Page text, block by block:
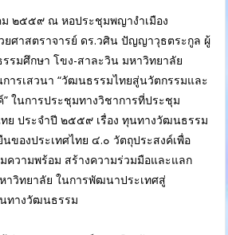
๒๕๕๙ ณ หอประชุมพญางำเมือง
ยศาสตราจารย์ ดร.วศิน ปัญญาวุธตระกูล ผู้
รมศึกษา โขง-สาละวิน มหาวิทยาลัย
การเสวนา “วัฒนธรรมไทยสู่นวัตกรรมและ
” ในการประชุมทางวิชาการที่ประชุม
ทย ประจำปี ๒๕๕๙ เรื่อง ทุนทางวัฒนธรรม
นของประเทศไทย ๔.๐ วัตถุประสงค์เพื่อ
มความพร้อม สร้างความร่วมมือและแลก
าวิทยาลัย ในการพัฒนาประเทศสู่
ทางวัฒนธรรม